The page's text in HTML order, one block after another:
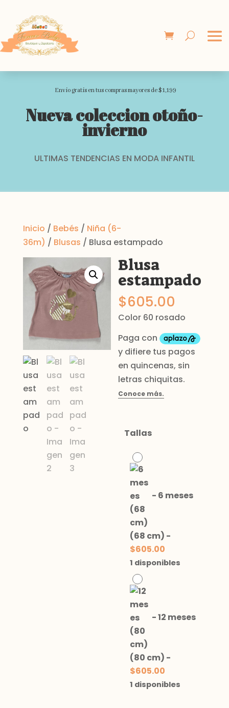
Envio gratis en tus compras mayores de $1,199
Nueva coleccion otoño-
invierno
ULTIMAS TENDENCIAS EN MODA INFANTIL
Inicio / Bebés / Niña (6-
36m) / Blusas / Blusa estampado
Blusa
estampado
$605.00
Color 60 rosado
Tallas
- 6 meses
(68 cm) -
$605.00
1 disponibles
-12 meses
(80 cm) -
$605.00
1 disponibles